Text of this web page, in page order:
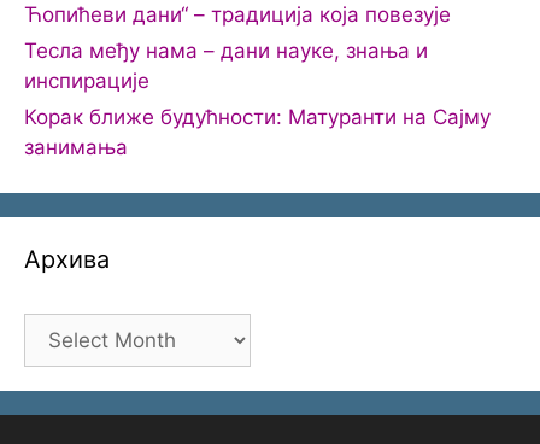
Ћопићеви дани“ – традиција која повезује
Тесла међу нама – дани науке, знања и
инспирације
Корак ближе будућности: Матуранти на Сајму
занимања
Архива
Архива